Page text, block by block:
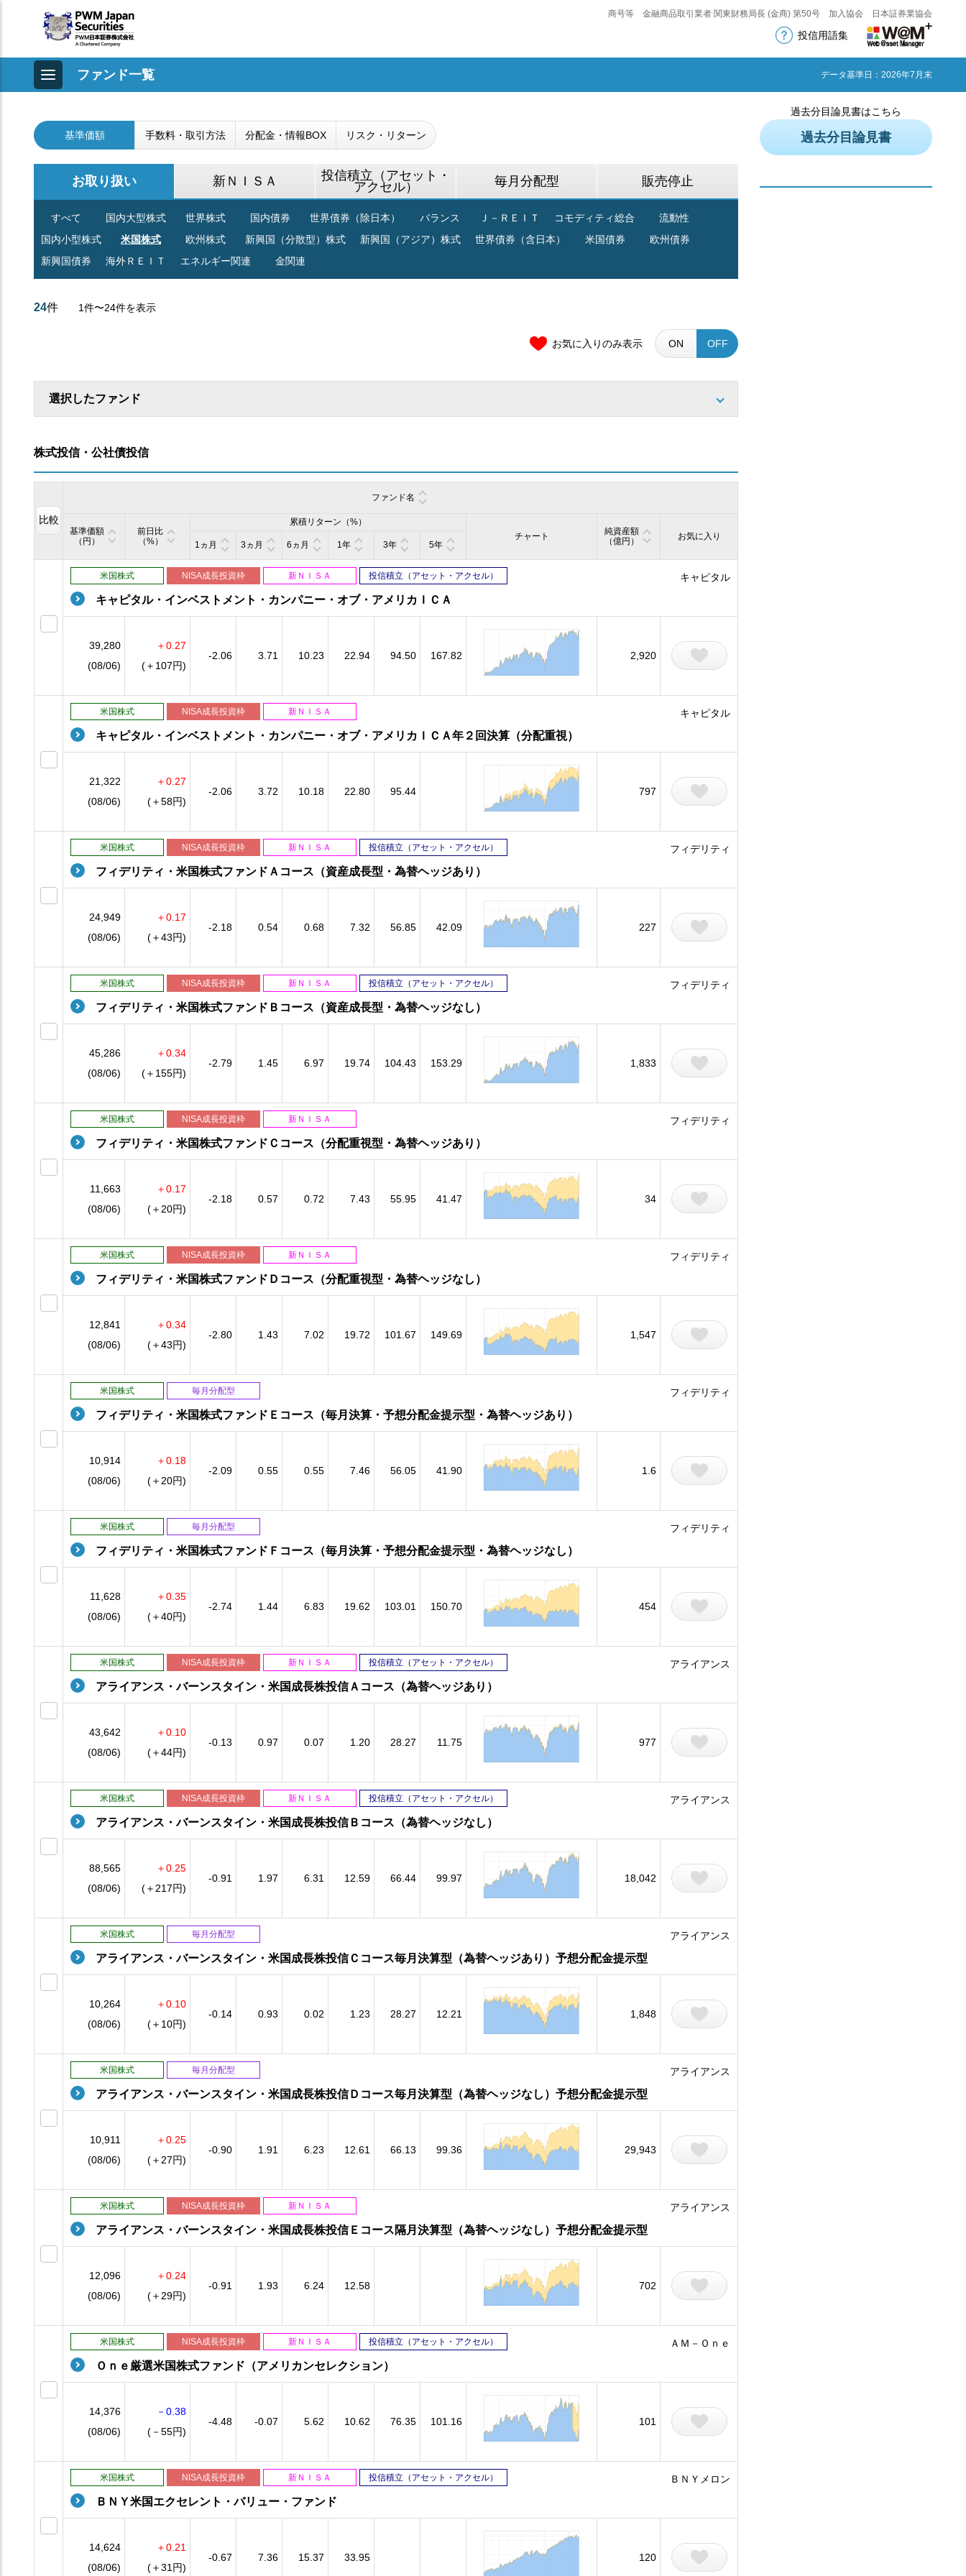
商号等 金融商品取引業者 関東財務局長 (金商) 第50号 加入協会 日本証券業協会
投信用語集
ファンド一覧 データ基準日：2026年7月末
基準価額 手数料・取引方法 分配金・情報BOX リスク・リターン
お取り扱い 新ＮＩＳＡ
投信積立（アセット・
アクセル）
毎月分配型 販売停止
すべて 国内大型株式 世界株式 国内債券 世界債券（除日本） バランス Ｊ－ＲＥＩＴ コモディティ総合
流動性
国内小型株式
米国株式 欧州株式 新興国（分散型）株式 新興国（アジア）株式 世界債券（含日本） 米国債券
欧州債券
新興国債券
海外ＲＥＩＴ エネルギー関連 金関連
24件 1件〜24件を表示
お気に入りのみ表示 ON OFF
選択したファンド
株式投信・公社債投信
比較
ファンド名
基準価額
（円）
前日比
（%）
累積リターン（%）
チャート
純資産額
（億円）
お気に入り
1ヵ月
3ヵ月 6ヵ月 1年 3年 5年
米国株式 NISA成長投資枠 新ＮＩＳＡ 投信積立（アセット・アクセル） キャピタル
キャピタル・インベストメント・カンパニー・オブ・アメリカＩＣＡ
39,280
(08/06)
＋0.27
(＋107円)
-2.06 3.71 10.23 22.94 94.50 167.82 2,920
米国株式 NISA成長投資枠 新ＮＩＳＡ キャピタル
キャピタル・インベストメント・カンパニー・オブ・アメリカＩＣＡ年２回決算（分配重視）
21,322
(08/06)
＋0.27
(＋58円)
-2.06 3.72 10.18 22.80 95.44 797
米国株式 NISA成長投資枠 新ＮＩＳＡ 投信積立（アセット・アクセル） フィデリティ
フィデリティ・米国株式ファンドＡコース（資産成長型・為替ヘッジあり）
24,949
(08/06)
＋0.17
(＋43円)
-2.18 0.54 0.68 7.32 56.85 42.09 227
米国株式 NISA成長投資枠 新ＮＩＳＡ 投信積立（アセット・アクセル） フィデリティ
フィデリティ・米国株式ファンドＢコース（資産成長型・為替ヘッジなし）
45,286
(08/06)
＋0.34
(＋155円)
-2.79 1.45 6.97 19.74 104.43 153.29 1,833
米国株式 NISA成長投資枠 新ＮＩＳＡ フィデリティ
フィデリティ・米国株式ファンドＣコース（分配重視型・為替ヘッジあり）
11,663
(08/06)
＋0.17
(＋20円)
-2.18 0.57 0.72 7.43 55.95 41.47 34
米国株式 NISA成長投資枠 新ＮＩＳＡ フィデリティ
フィデリティ・米国株式ファンドＤコース（分配重視型・為替ヘッジなし）
12,841
(08/06)
＋0.34
(＋43円)
-2.80 1.43 7.02 19.72 101.67 149.69 1,547
米国株式 毎月分配型 フィデリティ
フィデリティ・米国株式ファンドＥコース（毎月決算・予想分配金提示型・為替ヘッジあり）
10,914
(08/06)
＋0.18
(＋20円)
-2.09 0.55 0.55 7.46 56.05 41.90 1.6
米国株式 毎月分配型 フィデリティ
フィデリティ・米国株式ファンドＦコース（毎月決算・予想分配金提示型・為替ヘッジなし）
11,628
(08/06)
＋0.35
(＋40円)
-2.74 1.44 6.83 19.62 103.01 150.70 454
米国株式 NISA成長投資枠 新ＮＩＳＡ 投信積立（アセット・アクセル） アライアンス
アライアンス・バーンスタイン・米国成長株投信Ａコース（為替ヘッジあり）
43,642
(08/06)
＋0.10
(＋44円)
-0.13 0.97 0.07 1.20 28.27 11.75 977
米国株式 NISA成長投資枠 新ＮＩＳＡ 投信積立（アセット・アクセル） アライアンス
アライアンス・バーンスタイン・米国成長株投信Ｂコース（為替ヘッジなし）
88,565
(08/06)
＋0.25
(＋217円)
-0.91 1.97 6.31 12.59 66.44 99.97 18,042
米国株式 毎月分配型 アライアンス
アライアンス・バーンスタイン・米国成長株投信Ｃコース毎月決算型（為替ヘッジあり）予想分配金提示型
10,264
(08/06)
＋0.10
(＋10円)
-0.14 0.93 0.02 1.23 28.27 12.21 1,848
米国株式 毎月分配型 アライアンス
アライアンス・バーンスタイン・米国成長株投信Ｄコース毎月決算型（為替ヘッジなし）予想分配金提示型
10,911
(08/06)
＋0.25
(＋27円)
-0.90 1.91 6.23 12.61 66.13 99.36 29,943
米国株式 NISA成長投資枠 新ＮＩＳＡ アライアンス
アライアンス・バーンスタイン・米国成長株投信Ｅコース隔月決算型（為替ヘッジなし）予想分配金提示型
12,096
(08/06)
＋0.24
(＋29円)
-0.91 1.93 6.24 12.58 702
米国株式 NISA成長投資枠 新ＮＩＳＡ 投信積立（アセット・アクセル） ＡＭ－Ｏｎｅ
Ｏｎｅ厳選米国株式ファンド（アメリカンセレクション）
14,376
(08/06)
－0.38
(－55円)
-4.48 -0.07 5.62 10.62 76.35 101.16 101
米国株式 NISA成長投資枠 新ＮＩＳＡ 投信積立（アセット・アクセル） ＢＮＹメロン
ＢＮＹ米国エクセレント・バリュー・ファンド
14,624
(08/06)
＋0.21
(＋31円)
-0.67 7.36 15.37 33.95 120
過去分目論見書はこちら
過去分目論見書